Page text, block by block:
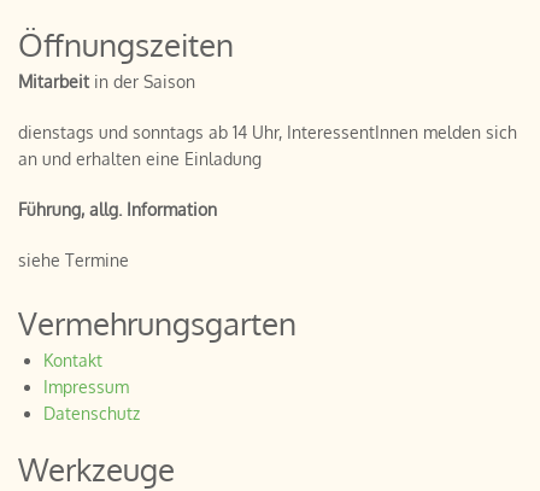
Öffnungszeiten
Mitarbeit in der Saison
dienstags und sonntags ab 14 Uhr, InteressentInnen melden sich
an und erhalten eine Einladung
Führung, allg. Information
siehe Termine
Vermehrungsgarten
Kontakt
Impressum
Datenschutz
Werkzeuge